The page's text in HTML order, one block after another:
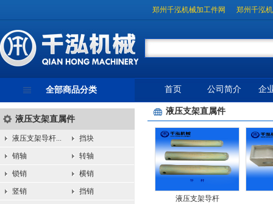
郑州千泓机械加工件网 郑州千泓
全部商品分类
液压支架直属件
液压支架导杆... 挡块
销轴 转轴
锁销 横销
竖销 挡销
首页 公司简介 企
液压支架直属件
液压支架导杆